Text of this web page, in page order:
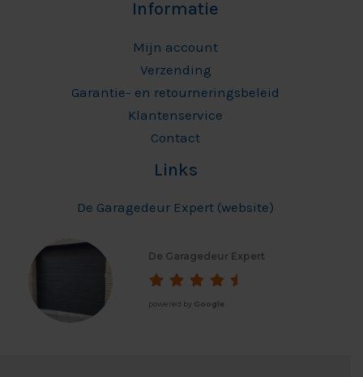
Informatie
Mijn account
Verzending
Garantie- en retourneringsbeleid
Klantenservice
Contact
Links
De Garagedeur Expert (website)
De Garagedeur Expert
powered by Google